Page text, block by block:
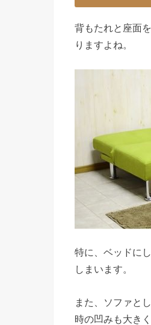
背もたれと座面
りますよね。
特に、ベッドに
しまいます。
また、ソファと
時の凹みも大き